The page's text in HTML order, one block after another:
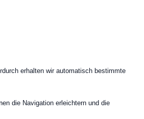
erhalten wir automatisch bestimmte
die Navigation erleichtern und die